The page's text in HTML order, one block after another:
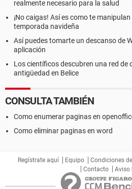
realmente necesario para la salud
¡No caigas! Así es como te
temporada navideña
Así puedes tomarte un descanso de
aplicación
Los científicos descubren una red de
antigüedad en Belice
CONSULTA TAMBIÉN
Como enumerar paginas en
Como eliminar paginas en word
Regístrate aquí Equipo Condiciones
Contacto
Aviso